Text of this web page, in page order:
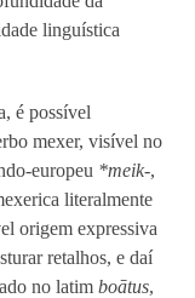
linguística
é possível
mexer, visível no
europeu *meik-,
literalmente
origem expressiva
retalhos, e daí
no latim boātus,